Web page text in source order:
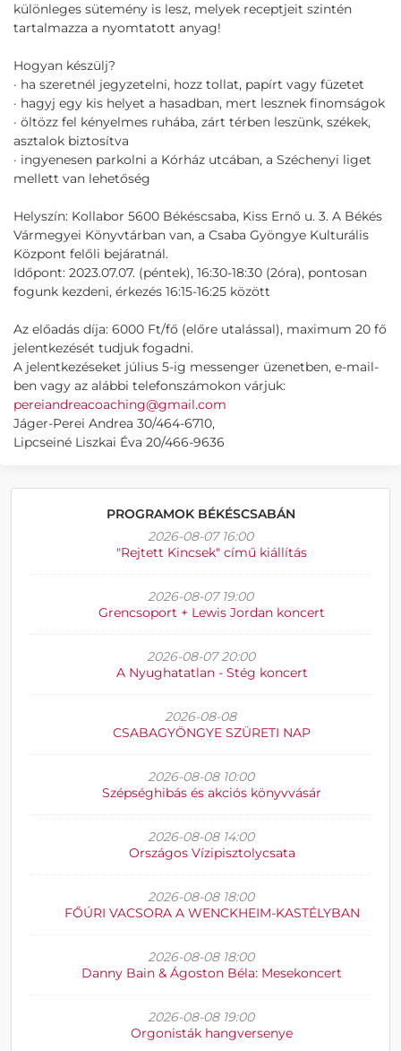
különleges sütemény is lesz, melyek receptjeit szintén
tartalmazza a nyomtatott anyag!
Hogyan készülj?
· ha szeretnél jegyzetelni, hozz tollat, papírt vagy füzetet
· hagyj egy kis helyet a hasadban, mert lesznek finomságok
· öltözz fel kényelmes ruhába, zárt térben leszünk, székek,
asztalok biztosítva
· ingyenesen parkolni a Kórház utcában, a Széchenyi liget
mellett van lehetőség
Helyszín: Kollabor 5600 Békéscsaba, Kiss Ernő u. 3. A Békés
Vármegyei Könyvtárban van, a Csaba Gyöngye Kulturális
Központ felőli bejáratnál.
Időpont: 2023.07.07. (péntek), 16:30-18:30 (2óra), pontosan
fogunk kezdeni, érkezés 16:15-16:25 között
Az előadás díja: 6000 Ft/fő (előre utalással), maximum 20 fő
jelentkezését tudjuk fogadni.
A jelentkezéseket július 5-ig messenger üzenetben, e-mail-
ben vagy az alábbi telefonszámokon várjuk:
pereiandreacoaching@gmail.com
Jáger-Perei Andrea 30/464-6710,
Lipcseiné Liszkai Éva 20/466-9636
PROGRAMOK BÉKÉSCSABÁN
2026-08-07 16:00
"Rejtett Kincsek" című kiállítás
2026-08-07 19:00
Grencsoport + Lewis Jordan koncert
2026-08-07 20:00
A Nyughatatlan - Stég koncert
2026-08-08
CSABAGYÖNGYE SZÜRETI NAP
2026-08-08 10:00
Szépséghibás és akciós könyvvásár
2026-08-08 14:00
Országos Vízipisztolycsata
2026-08-08 18:00
FŐÚRI VACSORA A WENCKHEIM-KASTÉLYBAN
2026-08-08 18:00
Danny Bain & Ágoston Béla: Mesekoncert
2026-08-08 19:00
Orgonisták hangversenye